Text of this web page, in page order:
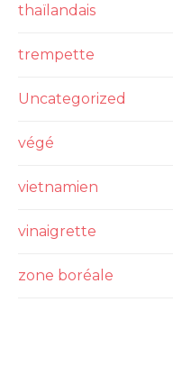
thaïlandais
trempette
Uncategorized
végé
vietnamien
vinaigrette
zone boréale